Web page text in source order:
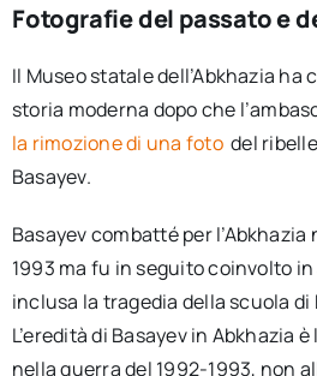
Fotografie del passato e
Il Museo statale dell’Abkhazia ha
storia moderna dopo che
la rimozione di una foto del
Basayev.
Basayev combatté per
1993 ma fu in seguito coinvolto
inclusa la tragedia della scuola di
L’eredità di Basayev in Abkhazia
nella guerra del 1992-1993, non